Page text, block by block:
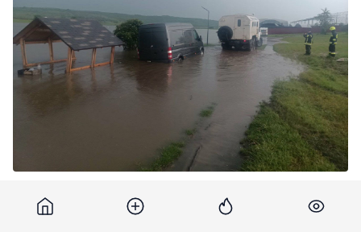
Casa de Cultură din raionul Nisporeni.